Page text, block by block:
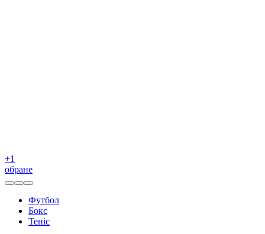
+1
обране
Футбол
Бокс
Теніс